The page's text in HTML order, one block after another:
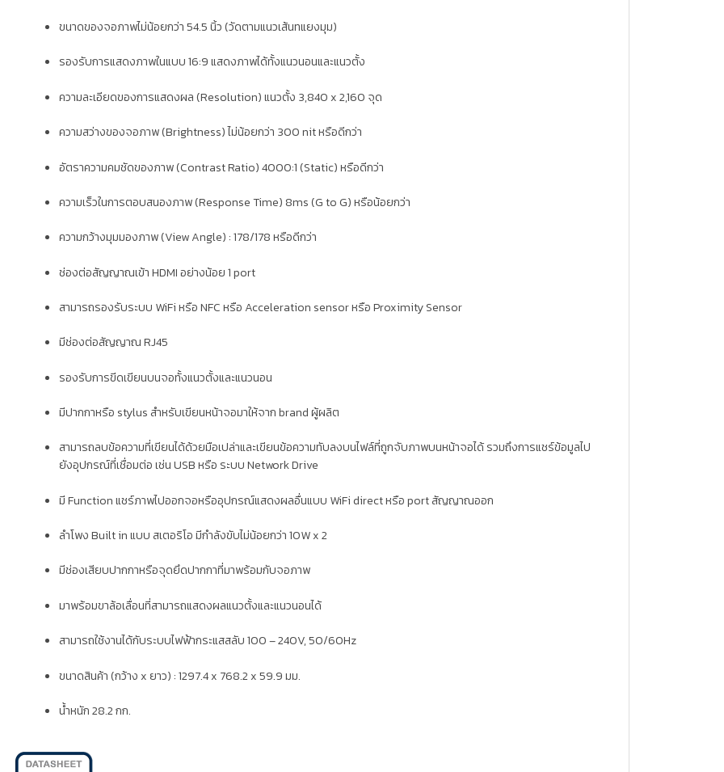
ขนาดของจอภาพไม่น้อยกว่า 54.5 นิ้ว (วัดตามแนวเส้นทแยงมุม)
รองรับการแสดงภาพในแบบ 16:9 แสดงภาพได้ทั้งแนวนอนและแนวตั้ง
ความละเอียดของการแสดงผล (Resolution) แนวตั้ง 3,840 x 2,160 จุด
ความสว่างของจอภาพ (Brightness) ไม่น้อยกว่า 300 nit หรือดีกว่า
อัตราความคมชัดของภาพ (Contrast Ratio) 4000:1 (Static) หรือดีกว่า
ความเร็วในการตอบสนองภาพ (Response Time) 8ms (G to G) หรือน้อยกว่า
ความกว้างมุมมองภาพ (View Angle) : 178/178 หรือดีกว่า
ช่องต่อสัญญาณเข้า HDMI อย่างน้อย 1 port
สามารถรองรับระบบ WiFi หรือ NFC หรือ Acceleration sensor หรือ Proximity Sensor
มีช่องต่อสัญญาณ RJ45
รองรับการขีดเขียนบนจอทั้งแนวตั้งและแนวนอน
มีปากกาหรือ stylus สำหรับเขียนหน้าจอมาให้จาก brand ผู้ผลิต
สามารถลบข้อความที่เขียนได้ด้วยมือเปล่าและเขียนข้อความทับลงบนไฟล์ที่ถูกจับภาพบนหน้าจอได้ รวมถึงการแชร์ข้อมูลไป
ยังอุปกรณ์ที่เชื่อมต่อ เช่น USB หรือ ระบบ Network Drive
มี Function แชร์ภาพไปออกจอหรืออุปกรณ์แสดงผลอื่นแบบ WiFi direct หรือ port สัญญาณออก
ลำโพง Built in แบบ สเตอริโอ มีกำลังขับไม่น้อยกว่า 10W x 2
มีช่องเสียบปากกาหรือจุดยึดปากกาที่มาพร้อมกับจอภาพ
มาพร้อมขาล้อเลื่อนที่สามารถแสดงผลแนวตั้งและแนวนอนได้
สามารถใช้งานได้กับระบบไฟฟ้ากระแสสลับ 100 – 240V, 50/60Hz
ขนาดสินค้า (กว้าง x ยาว) : 1297.4 x 768.2 x 59.9 มม.
น้ำหนัก 28.2 กก.